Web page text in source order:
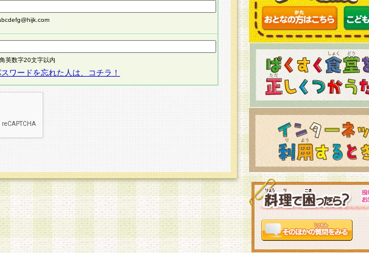
英数字20文字以内
ワードを忘れた人は、コチラ！